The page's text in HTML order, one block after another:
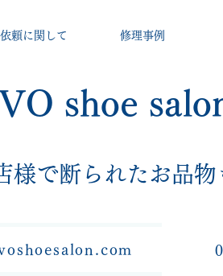
shoe
様で断られたお品物
依頼に関して 修理事例